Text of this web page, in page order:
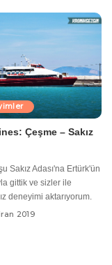
Çeşme – Sakız
Sakız Adası'na Ertürk'ün
gittik ve sizler ile
deneyimi aktarıyorum.
2019